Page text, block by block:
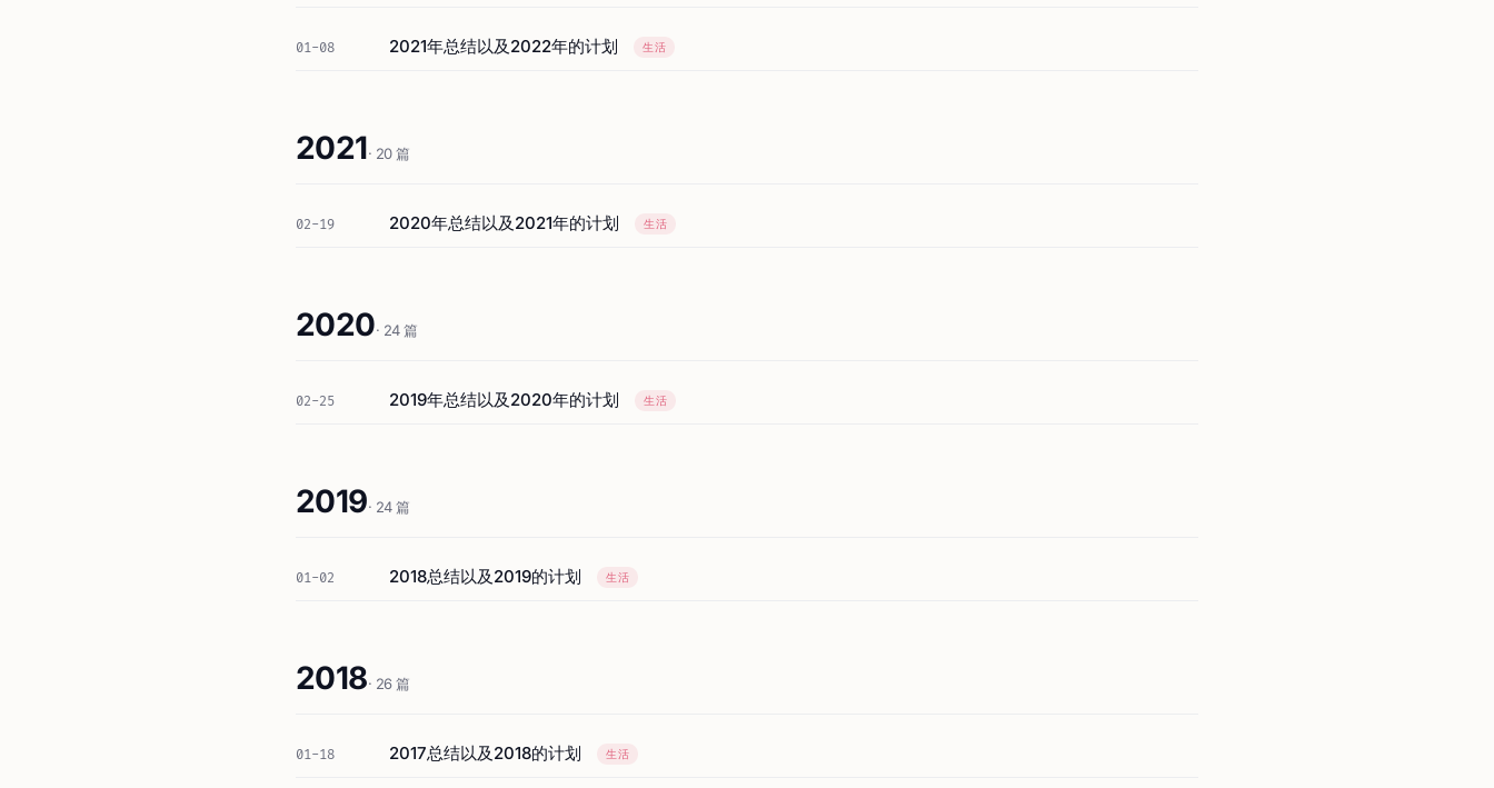
01-08 2021年总结以及2022年的计划 生活
2021· 20 篇
02-19 2020年总结以及2021年的计划 生活
2020· 24 篇
02-25 2019年总结以及2020年的计划 生活
2019· 24 篇
01-02 2018总结以及2019的计划 生活
2018· 26 篇
01-18 2017总结以及2018的计划 生活